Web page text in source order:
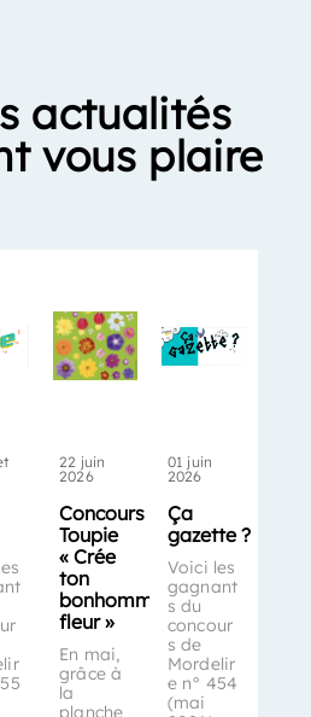
actualités
vous plaire
22 juin
2026
Concours
Toupie
« Crée
ton
bonhomme-
fleur »
En mai,
grâce à
la
planche
01 juin
2026
Ça
gazette ?
Voici les
gagnant
s du
concour
s de
Mordelir
e n° 454
(mai